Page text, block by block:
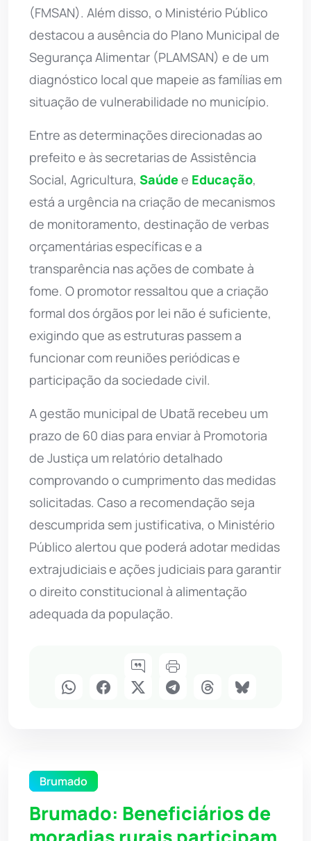
(FMSAN). Além disso, o Ministério Público
destacou a ausência do Plano Municipal de
Segurança Alimentar (PLAMSAN) e de um
diagnóstico local que mapeie as famílias em
situação de vulnerabilidade no município.
Entre as determinações direcionadas ao
prefeito e às secretarias de Assistência
Social, Agricultura, Saúdee Educação,
está a urgência na criação de mecanismos
de monitoramento, destinação de verbas
orçamentárias específicas e a
transparência nas ações de combate à
fome. O promotor ressaltou que a criação
formal dos órgãos por lei não é suficiente,
exigindo que as estruturas passem a
funcionar com reuniões periódicas e
participação da sociedade civil.
A gestão municipal de Ubatã recebeu um
prazo de 60 dias para enviar à Promotoria
de Justiça um relatório detalhado
comprovando o cumprimento das medidas
solicitadas. Caso a recomendação seja
descumprida sem justificativa, o Ministério
Público alertou que poderá adotar medidas
extrajudiciais e ações judiciais para garantir
o direito constitucional à alimentação
adequada da população.
Brumado
Brumado: Beneficiários de